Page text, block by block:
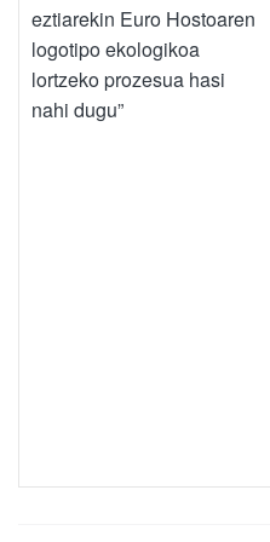
eztiarekin Euro Hostoaren
logotipo ekologikoa
lortzeko prozesua hasi
nahi dugu”